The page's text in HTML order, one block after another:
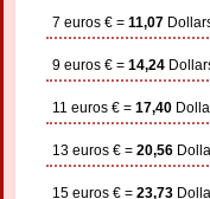
7 euros € = 11,07
9 euros € = 14,24
11 euros € = 17,40
13 euros € = 20,56
15 euros € = 23,73